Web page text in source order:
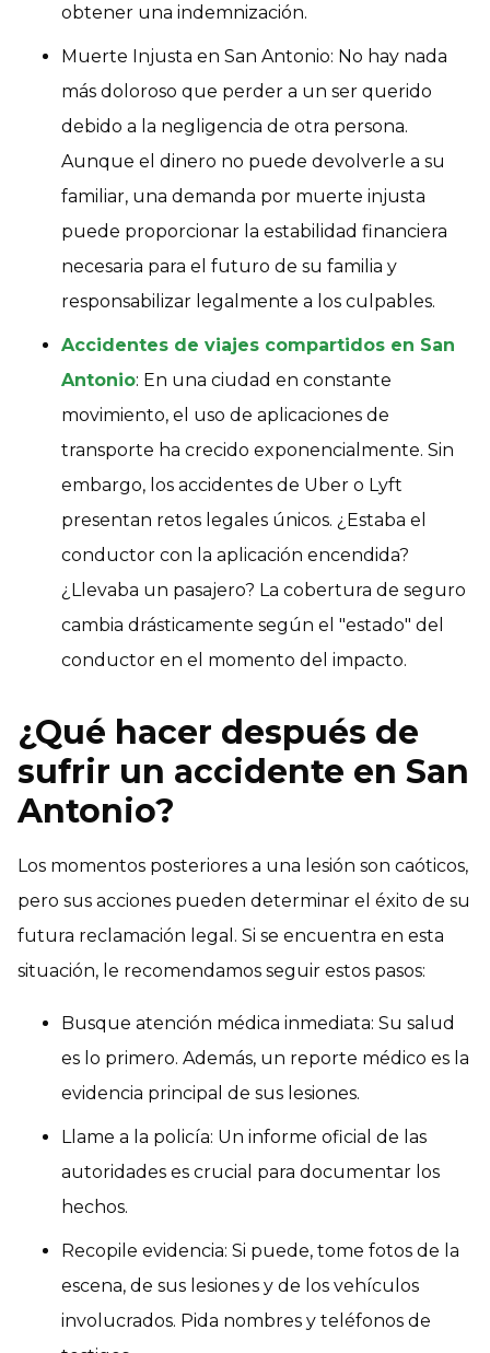
obtener una indemnización.
Muerte Injusta en San Antonio: No hay nada
más doloroso que perder a un ser querido
debido a la negligencia de otra persona.
Aunque el dinero no puede devolverle a su
familiar, una demanda por muerte injusta
puede proporcionar la estabilidad financiera
necesaria para el futuro de su familia y
responsabilizar legalmente a los culpables.
Accidentes de viajes compartidos en San
Antonio: En una ciudad en constante
movimiento, el uso de aplicaciones de
transporte ha crecido exponencialmente. Sin
embargo, los accidentes de Uber o Lyft
presentan retos legales únicos. ¿Estaba el
conductor con la aplicación encendida?
¿Llevaba un pasajero? La cobertura de seguro
cambia drásticamente según el "estado" del
conductor en el momento del impacto.
¿Qué hacer después de
sufrir un accidente en San
Antonio?
Los momentos posteriores a una lesión son caóticos,
pero sus acciones pueden determinar el éxito de su
futura reclamación legal. Si se encuentra en esta
situación, le recomendamos seguir estos pasos:
Busque atención médica inmediata: Su salud
es lo primero. Además, un reporte médico es la
evidencia principal de sus lesiones.
Llame a la policía: Un informe oficial de las
autoridades es crucial para documentar los
hechos.
Recopile evidencia: Si puede, tome fotos de la
escena, de sus lesiones y de los vehículos
involucrados. Pida nombres y teléfonos de